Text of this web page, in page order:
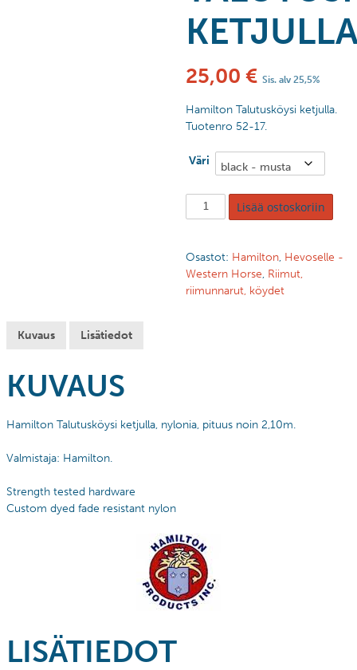
25,00 € Sis. alv 25,5%
Hamilton Talutusköysi ketjulla.
Tuotenro 52-17.
Väri
Lisää ostoskoriin
Osastot: Hamilton, Hevoselle -
Western Horse, Riimut,
riimunnarut, köydet
Kuvaus Lisätiedot
KUVAUS
Hamilton Talutusköysi ketjulla, nylonia, pituus noin 2,10m.
Valmistaja: Hamilton.
Strength tested hardware
Custom dyed fade resistant nylon
LISÄTIEDOT